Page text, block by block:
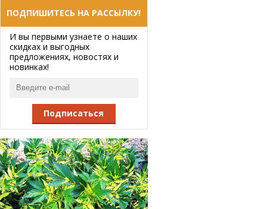
ПОДПИШИТЕСЬ НА РАССЫЛКУ!
И вы первыми узнаете о наших
скидках и выгодных
предложениях, новостях и
новинках!
Подписаться